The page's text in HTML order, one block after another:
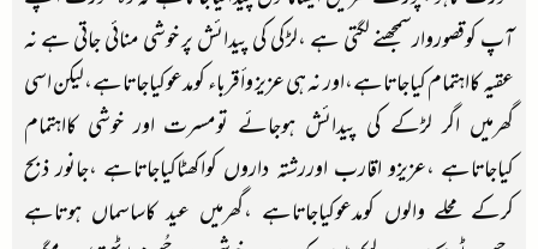
آپ کوقصوروارسمجھنے لگتی ہے ،لڑکی کی پیدائش پر خوشی منائی جاتی ہے نہ
عقیہ کااہتمام کیاجاتاہے،اور نہ ہی عزیز وأقرباء کومدعوکیاجاتاہے،لیکن اسی
گھرمیں اگر لڑکے کی پیدائش ہوجائے تومسرت اور خوشی کااہتمام
کیاجاتاہے ،عزیزو اقارب اوررشتہ داروں کواکھٹاکیاجاتاہے ،جانور ذبح
کرکے محلے والوں کومدعوکیاجاتاہے ،گھرمیں عید کاساسماں ہوتاہے